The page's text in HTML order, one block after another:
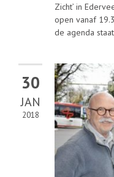
Zicht’ in
open vanaf
de agenda
30
JAN
2018